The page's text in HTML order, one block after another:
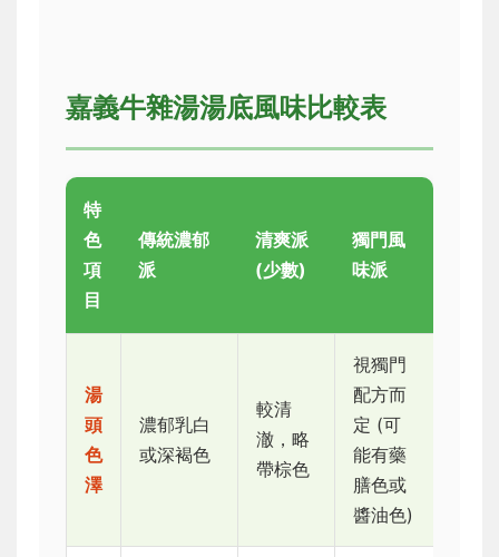
嘉義牛雜湯湯底風味比較表
特
色
項
目
傳統濃郁
派
清爽派
(少數)
獨門風
味派
湯
頭
色
澤
濃郁乳白
或深褐色
較清
澈，略
帶棕色
視獨門
配方而
定 (可
能有藥
膳色或
醬油色)